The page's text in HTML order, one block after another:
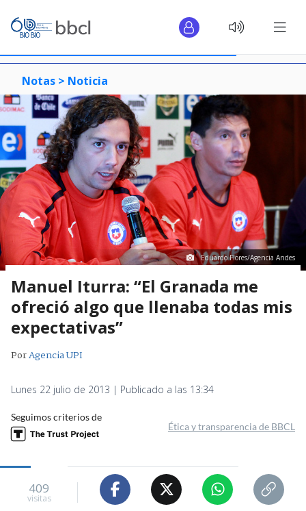
Notas > Noticia
Eduardo Flores/Agencia Andes
Manuel Iturra: “El Granada me
ofreció algo que llenaba todas mis
expectativas”
PorAgencia UPI
Lunes 22 julio de 2013 | Publicado a las 13:34
Seguimos criterios de
Ética y transparencia de BBCL
409
visitas